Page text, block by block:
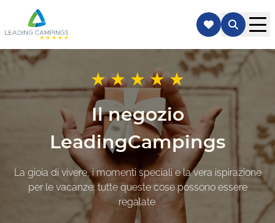
Il negozio
LeadingCampings
La gioia di vivere, i momenti speciali e la vera ispirazione
per le vacanze: tutte queste cose possono essere
regalate.